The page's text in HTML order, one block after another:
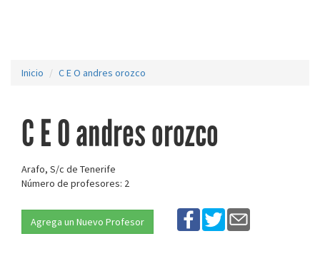
Inicio C E O andres orozco
C E O andres orozco
Arafo, S/c de Tenerife
Número de profesores: 2
Agrega un Nuevo Profesor